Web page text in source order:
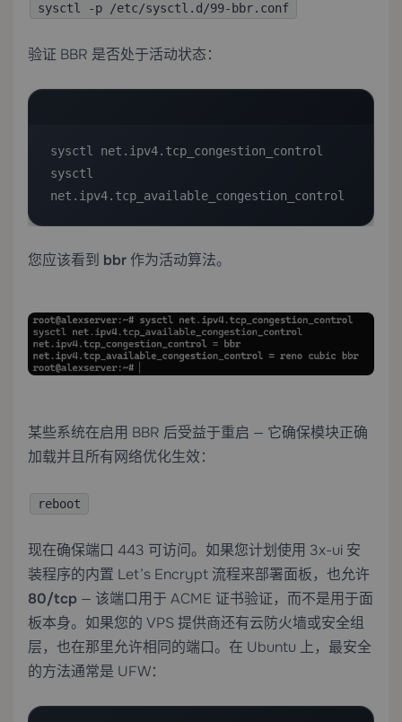
sysctl -p /etc/sysctl.d/99-bbr.conf
验证 BBR 是否处于活动状态：
sysctl net.ipv4.tcp_congestion_control
sysctl
net.ipv4.tcp_available_congestion_control
您应该看到 bbr作为活动算法。
某些系统在启用 BBR 后受益于重启 — 它确保模块正确
加载并且所有网络优化生效：
reboot
现在确保端口 443 可访问。如果您计划使用 3x-ui 安
装程序的内置 Let’s Encrypt 流程来部署面板，也允许
80/tcp — 该端口用于 ACME 证书验证，而不是用于面
板本身。如果您的 VPS 提供商还有云防火墙或安全组
层，也在那里允许相同的端口。在 Ubuntu 上，最安全
的方法通常是 UFW：